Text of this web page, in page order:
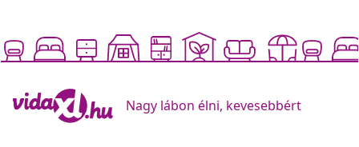
Nagy lábon élni, kevesebbért